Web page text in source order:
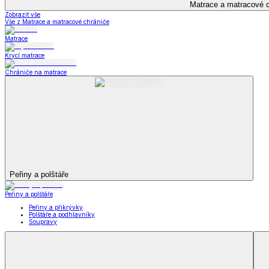
Kuchyňský a jídelní textil
Kuchyňský a jídelní textil
Kuchyňské zástěry a chňapky
Utěrky
Ubrusy a prostírání
Zobrazit vše
Vše z Kuchyňský a jídelní textil
Kuchyňské zástěry a chňapky
Utěrky